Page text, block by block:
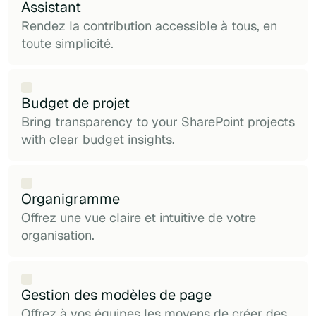
Assistant
Rendez la contribution accessible à tous, en
toute simplicité.
Budget de projet
Bring transparency to your SharePoint projects
with clear budget insights.
Organigramme
Offrez une vue claire et intuitive de votre
organisation.
Gestion des modèles de page